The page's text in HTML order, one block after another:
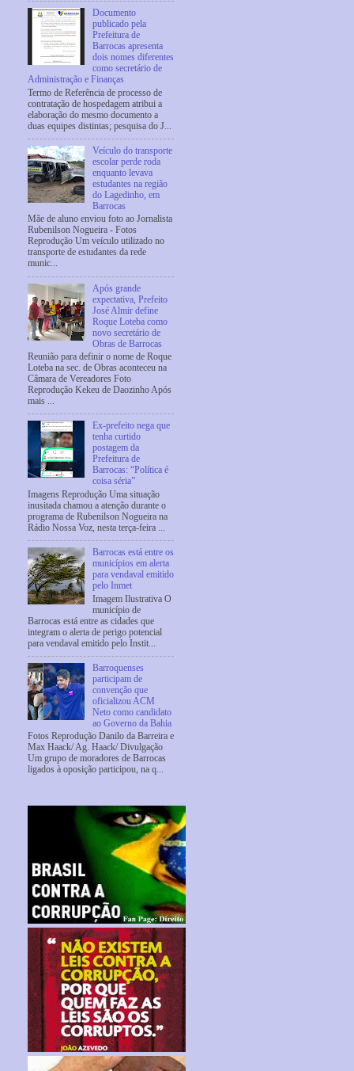
Documento
publicado pela
Prefeitura de
Barrocas apresenta
dois nomes diferentes
como secretário de
Administração e Finanças
Termo de Referência de processo de
contratação de hospedagem atribui a
elaboração do mesmo documento a
duas equipes distintas; pesquisa do J...
Veículo do transporte
escolar perde roda
enquanto levava
estudantes na região
do Lagedinho, em
Barrocas
Mãe de aluno enviou foto ao Jornalista
Rubenilson Nogueira - Fotos
Reprodução Um veículo utilizado no
transporte de estudantes da rede
munic...
Após grande
expectativa, Prefeito
José Almir define
Roque Loteba como
novo secretário de
Obras de Barrocas
Reunião para definir o nome de Roque
Loteba na sec. de Obras aconteceu na
Câmara de Vereadores Foto
Reprodução Kekeu de Daozinho Após
mais ...
Ex-prefeito nega que
tenha curtido
postagem da
Prefeitura de
Barrocas: “Política é
coisa séria”
Imagens Reprodução Uma situação
inusitada chamou a atenção durante o
programa de Rubenilson Nogueira na
Rádio Nossa Voz, nesta terça-feira ...
Barrocas está entre os
municípios em alerta
para vendaval emitido
pelo Inmet
Imagem Ilustrativa O
município de
Barrocas está entre as cidades que
integram o alerta de perigo potencial
para vendaval emitido pelo Instit...
Barroquenses
participam de
convenção que
oficializou ACM
Neto como candidato
ao Governo da Bahia
Fotos Reprodução Danilo da Barreira e
Max Haack/ Ag. Haack/ Divulgação
Um grupo de moradores de Barrocas
ligados à oposição participou, na q...